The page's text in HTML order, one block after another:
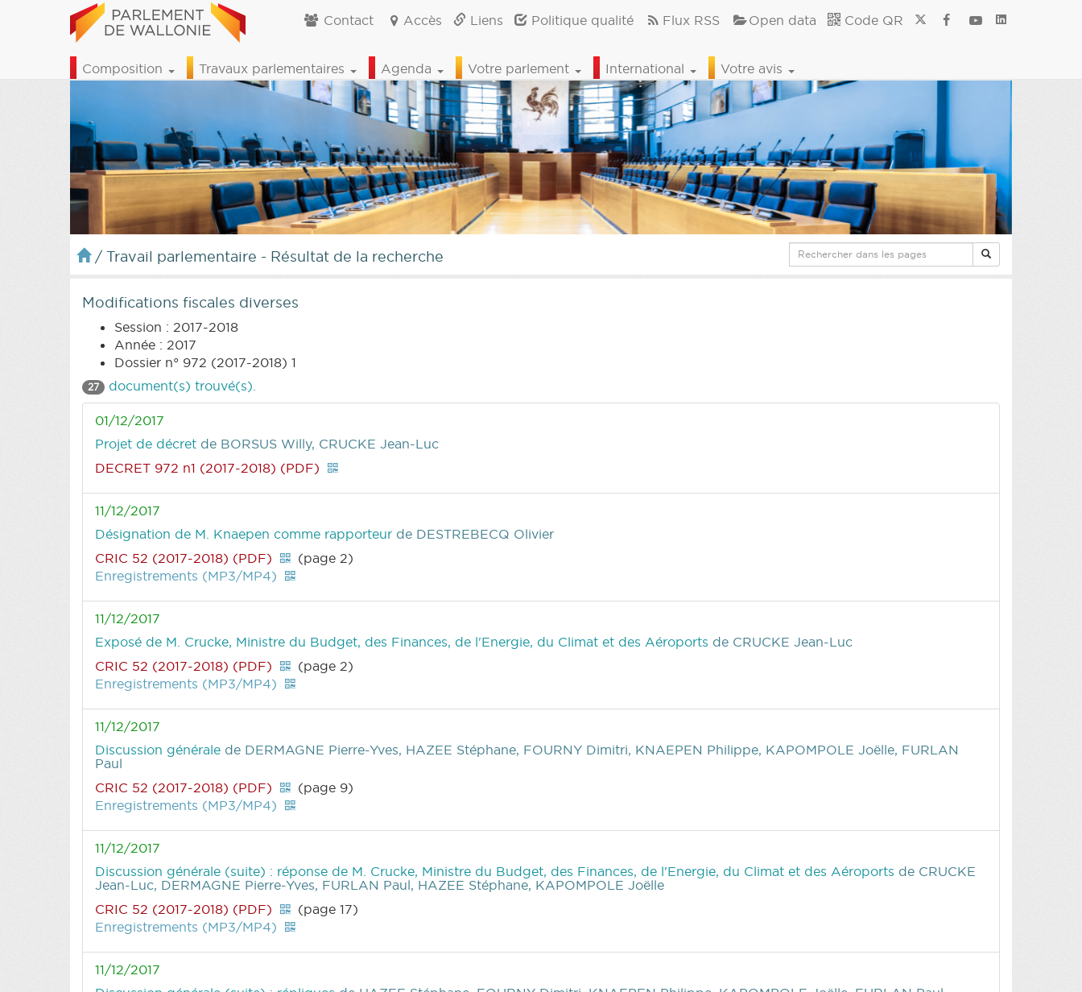
Contact Accès Liens Politique qualité Flux RSS Open data Code QR
Composition Travaux parlementaires Agenda Votre parlement International Votre avis
/ Travail parlementaire - Résultat de la recherche
Modifications fiscales diverses
Session : 2017-2018
Année : 2017
Dossier n° 972 (2017-2018) 1
27 document(s) trouvé(s).
01/12/2017
Projet de décret de BORSUS Willy, CRUCKE Jean-Luc
DECRET 972 n1 (2017-2018) (PDF)
11/12/2017
Désignation de M. Knaepen comme rapporteur de DESTREBECQ Olivier
CRIC 52 (2017-2018) (PDF)
(page 2)
Enregistrements (MP3/MP4)
11/12/2017
Exposé de M. Crucke, Ministre du Budget, des Finances, de l'Energie, du Climat et des Aéroports de CRUCKE Jean-Luc
CRIC 52 (2017-2018) (PDF)
(page 2)
Enregistrements (MP3/MP4)
11/12/2017
Discussion générale de DERMAGNE Pierre-Yves, HAZEE Stéphane, FOURNY Dimitri, KNAEPEN Philippe, KAPOMPOLE Joëlle, FURLAN
Paul
CRIC 52 (2017-2018) (PDF)
(page 9)
Enregistrements (MP3/MP4)
11/12/2017
Discussion générale (suite) : réponse de M. Crucke, Ministre du Budget, des Finances, de l'Energie, du Climat et des Aéroports de CRUCKE
Jean-Luc, DERMAGNE Pierre-Yves, FURLAN Paul, HAZEE Stéphane, KAPOMPOLE Joëlle
CRIC 52 (2017-2018) (PDF)
(page 17)
Enregistrements (MP3/MP4)
11/12/2017